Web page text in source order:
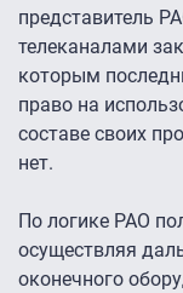
представитель
телеканалами
которым
право на
составе своих
нет.
По логике РАО
осуществляя
оконечного